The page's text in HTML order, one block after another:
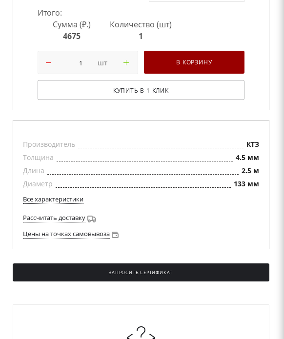
Итого:
Сумма (₽.)
4675
Количество (шт)
1
шт В КОРЗИНУ
КУПИТЬ В 1 КЛИК
Производитель
КТЗ
Толщина
4.5 мм
Длина
2.5 м
Диаметр
133 мм
Все характеристики
Рассчитать доставку
Цены на точках самовывоза
ЗАПРОСИТЬ СЕРТИФИКАТ